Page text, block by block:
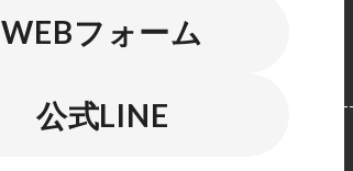
WEBフォーム
公式LINE